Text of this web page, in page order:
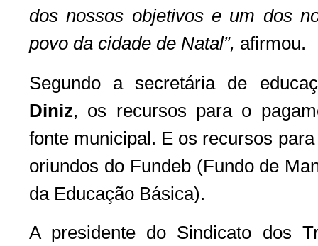
dos nossos objetivos e um dos
povo da cidade de Natal”, afirmou.
Segundo a secretária de
Diniz, os recursos para o
fonte municipal. E os recursos
oriundos do Fundeb (Fundo de
da Educação Básica).
A presidente do Sindicato dos